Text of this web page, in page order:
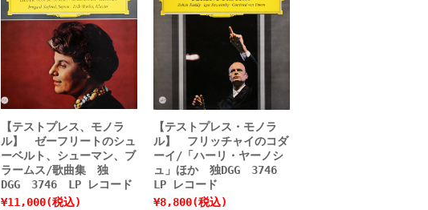
【テストプレス、モノラ
ル】 ゼーフリートのシュ
ーベルト、シューマン、ブ
ラームス/歌曲集 独
DGG 3746 LP レコード
¥11,000(税込)
【テストプレス・モノラ
ル】 フリッチャイのコダ
ーイ/「ハーリ・ヤーノシ
ュ」ほか 独DGG 3746
LP レコード
¥8,800(税込)